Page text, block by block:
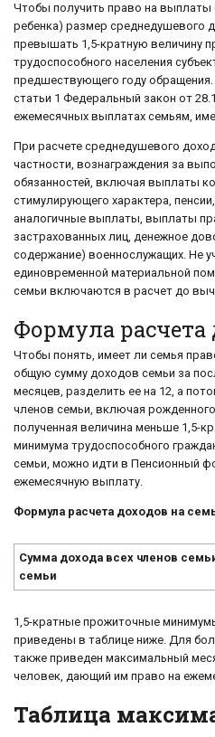
Чтобы получить право на выплаты
ребенка) размер среднедушевого
превышать 1,5-кратную величину
трудоспособного населения
предшествующего году обращения.
статьи 1 Федеральный закон от
ежемесячных выплатах семьям,
При расчете среднедушевого
частности, вознаграждения за
обязанностей, включая выплаты
стимулирующего характера,
аналогичные выплаты, выплаты
застрахованных лиц, денежное
содержание) военнослужащих. Не
единовременной материальной
семьи включаются в расчет до
Формула расчета
Чтобы понять, имеет ли семья
общую сумму доходов семьи за
месяцев, разделить ее на 12, а
членов семьи, включая
полученная величина меньше 1,5-
минимума трудоспособного
семьи, можно идти в Пенсионный
ежемесячную выплату.
Формула расчета доходов на
Сумма дохода всех членов
семьи
1,5-кратные прожиточные
приведены в таблице ниже. Для
также приведен максимальный
человек, дающий им право на
Таблица